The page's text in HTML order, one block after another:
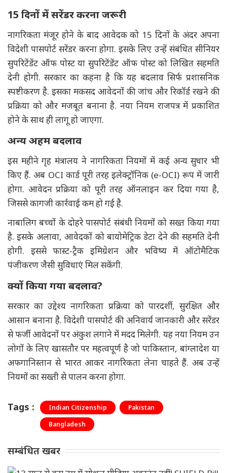
15 दिनों में सरेंडर करना जरूरी
नागरिकता मंजूर होने के बाद आवेदक को 15 दिनों के अंदर अपना
विदेशी पासपोर्ट सरेंडर करना होगा. इसके लिए उन्हें संबंधित सीनियर
सुपरिटेंडेंट ऑफ पोस्ट या सुपरिटेंडेंट ऑफ पोस्ट को लिखित सहमति
देनी होगी. सरकार का कहना है कि यह बदलाव सिर्फ प्रशासनिक
स्पष्टीकरण है. इसका मकसद आवेदनों की जांच और रिकॉर्ड रखने की
प्रक्रिया को और मजबूत बनाना है. नया नियम राजपत्र में प्रकाशित
होने के साथ ही लागू हो जाएगा.
अन्य अहम बदलाव
इस महीने गृह मंत्रालय ने नागरिकता नियमों में कई अन्य सुधार भी
किए हैं. अब OCI कार्ड पूरी तरह इलेक्ट्रॉनिक (e-OCI) रूप में जारी
होगा. आवेदन प्रक्रिया को पूरी तरह ऑनलाइन कर दिया गया है,
जिससे कागजी कार्रवाई कम हो गई है.
नाबालिग बच्चों के दोहरे पासपोर्ट संबंधी नियमों को सख्त किया गया
है. इसके अलावा, आवेदकों को बायोमेट्रिक डेटा देने की सहमति देनी
होगी. इससे फास्ट-ट्रैक इमिग्रेशन और भविष्य में ऑटोमैटिक
पंजीकरण जैसी सुविधाएं मिल सकेंगी.
क्यों किया गया बदलाव?
सरकार का उद्देश्य नागरिकता प्रक्रिया को पारदर्शी, सुरक्षित और
आसान बनाना है. विदेशी पासपोर्ट की अनिवार्य जानकारी और सरेंडर
से फर्जी आवेदनों पर अंकुश लगाने में मदद मिलेगी. यह नया नियम उन
लोगों के लिए खासतौर पर महत्वपूर्ण है जो पाकिस्तान, बांग्लादेश या
अफगानिस्तान से भारत आकर नागरिकता लेना चाहते हैं. अब उन्हें
नियमों का सख्ती से पालन करना होगा.
Tags : Indian Citizenship
Pakistan
Bangladesh
सम्बंधित खबर